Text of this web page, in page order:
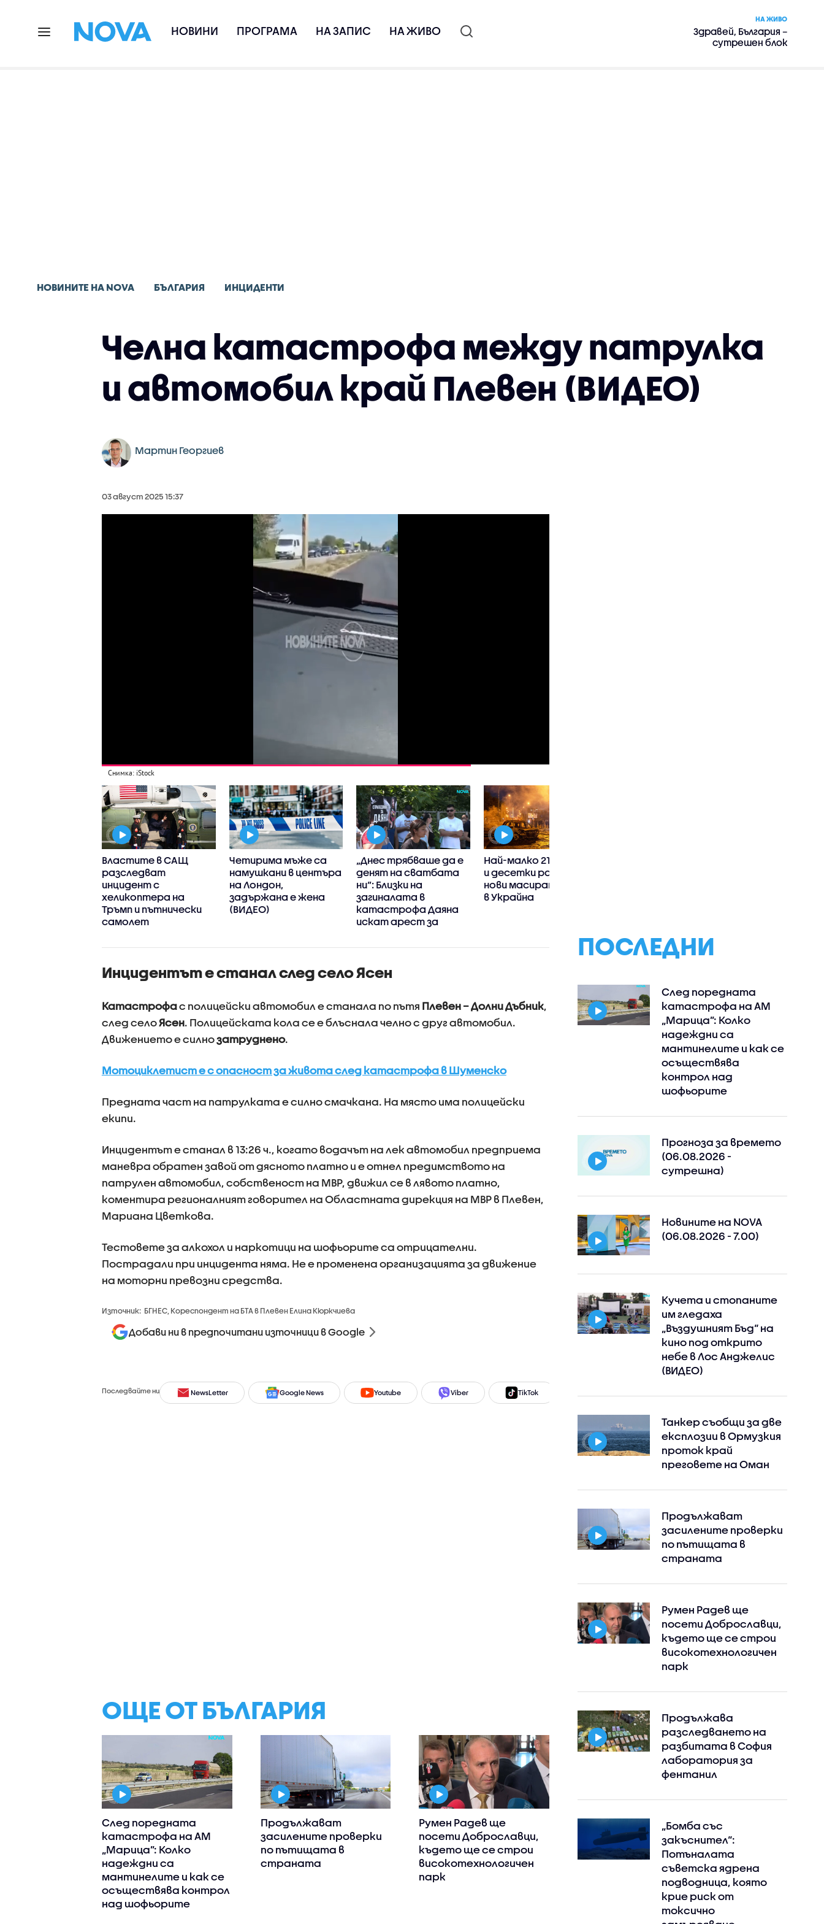
НОВИНИ ПРОГРАМА НА ЗАПИС НА ЖИВО
НА ЖИВО
Здравей, България –
сутрешен блок
НОВИНИТЕ НА NOVA БЪЛГАРИЯ ИНЦИДЕНТИ
Челна катастрофа между патрулка
и автомобил край Плевен (ВИДЕО)
Мартин Георгиев
03 август 2025 15:37
Снимка: iStock
Властите в САЩ
разследват
инцидент с
хеликоптера на
Тръмп и пътнически
самолет
Четирима мъже са
намушкани в центъра
на Лондон,
задържана е жена
(ВИДЕО)
„Днес трябваше да е
денят на сватбата
ни“: Близки на
загиналата в
катастрофа Даяна
искат арест за
Най-малко 21 жертви
и десетки ранени при
нови масирани удари
в Украйна
Инцидентът е станал след село Ясен
Катастрофас полицейски автомобил е станала по пътя Плевен – Долни Дъбник,
след селоЯсен. Полицейската кола се е блъснала челно с друг автомобил.
Движението е силнозатруднено.
Мотоциклетист е с опасност за живота след катастрофа в Шуменско
Предната част на патрулката е силно смачкана. На място има полицейски
екипи.
Инцидентът е станал в 13:26 ч., когато водачът на лек автомобил предприема
маневра обратен завой от дясното платно и е отнел предимството на
патрулен автомобил, собственост на МВР, движил се в лявото платно,
коментира регионалният говорител на Областната дирекция на МВР в Плевен,
Мариана Цветкова.
Тестовете за алкохол и наркотици на шофьорите са отрицателни.
Пострадали при инцидента няма. Не е променена организацията за движение
на моторни превозни средства.
Източник: БГНЕС, Кореспондент на БТА в Плевен Елина Кюркчиева
Добави ни в предпочитани източници в Google
Последвайте ни NewsLetter Google News Youtube Viber TikTok
ОЩЕ ОТ БЪЛГАРИЯ
След поредната
катастрофа на АМ
„Марица”: Колко
надеждни са
мантинелите и как се
осъществява контрол
над шофьорите
Продължават
засилените проверки
по пътищата в
страната
Румен Радев ще
посети Доброславци,
където ще се строи
високотехнологичен
парк
ПОСЛЕДНИ
След поредната
катастрофа на АМ
„Марица”: Колко
надеждни са
мантинелите и как се
осъществява
контрол над
шофьорите
Прогноза за времето
(06.08.2026 -
сутрешна)
Новините на NOVA
(06.08.2026 - 7.00)
Кучета и стопаните
им гледаха
„Въздушният Бъд“ на
кино под открито
небе в Лос Анджелис
(ВИДЕО)
Танкер съобщи за две
експлозии в Ормузкия
проток край
преговете на Оман
Продължават
засилените проверки
по пътищата в
страната
Румен Радев ще
посети Доброславци,
където ще се строи
високотехнологичен
парк
Продължава
разследването на
разбитата в София
лаборатория за
фентанил
„Бомба със
закъснител“:
Потъналата
съветска ядрена
подводница, която
крие риск от
токсично